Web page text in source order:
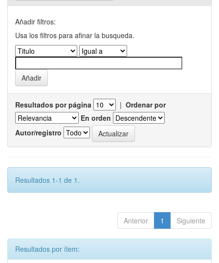
Añadir filtros:
Usa los filtros para afinar la busqueda.
Resultados por página | Ordenar por
En orden
Autor/registro
Resultados 1-1 de 1.
Anterior 1 Siguiente
Resultados por ítem: